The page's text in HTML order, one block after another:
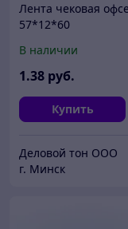
Лента чековая
57*12*60
В наличии
1.38 руб.
Купить
Деловой тон ООО
г. Минск